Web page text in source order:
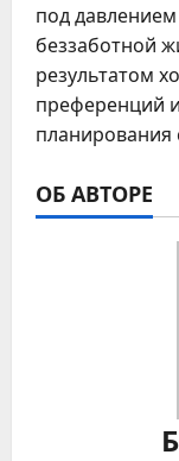
под
беззаботной
результатом
преференций
планирования
ОБ АВТОРЕ